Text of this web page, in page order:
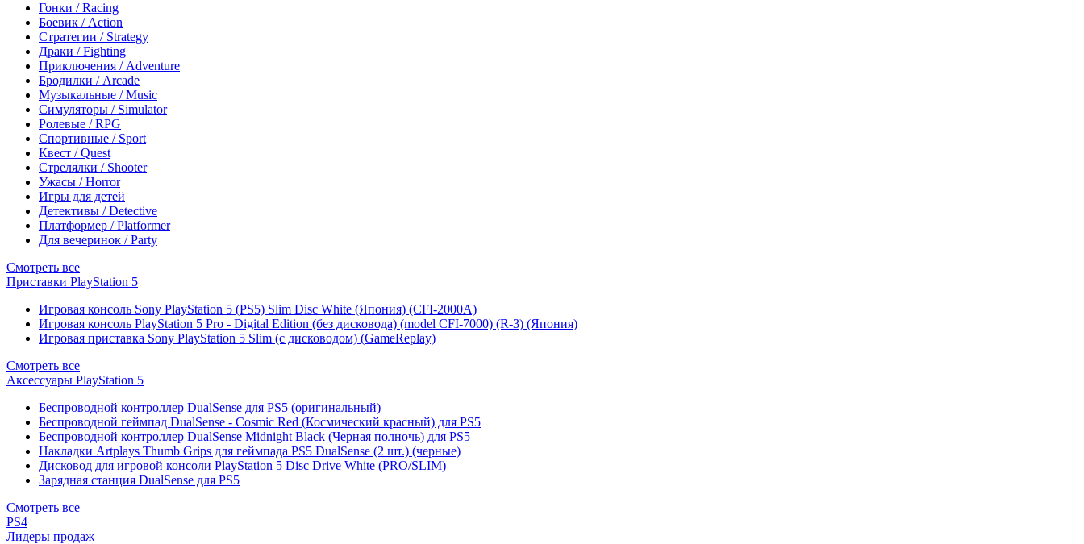
Гонки / Racing
Боевик / Action
Стратегии / Strategy
Драки / Fighting
Приключения / Adventure
Бродилки / Arcade
Музыкальные / Music
Симуляторы / Simulator
Ролевые / RPG
Спортивные / Sport
Квест / Quest
Стрелялки / Shooter
Ужасы / Horror
Игры для детей
Детективы / Detective
Платформер / Platformer
Для вечеринок / Party
Смотреть все
Приставки PlayStation 5
Игровая консоль Sony PlayStation 5 (PS5) Slim Disc White (Япония) (CFI-2000A)
Игровая консоль PlayStation 5 Pro - Digital Edition (без дисковода) (model CFI-7000) (R-3) (Япония)
Игровая приставка Sony PlayStation 5 Slim (с дисководом) (GameReplay)
Смотреть все
Аксессуары PlayStation 5
Беспроводной контроллер DualSense для PS5 (оригинальный)
Беспроводной геймпад DualSense - Cosmic Red (Космический красный) для PS5
Беспроводной контроллер DualSense Midnight Black (Черная полночь) для PS5
Накладки Artplays Thumb Grips для геймпада PS5 DualSense (2 шт.) (черные)
Дисковод для игровой консоли PlayStation 5 Disc Drive White (PRO/SLIM)
Зарядная станция DualSense для PS5
Смотреть все
PS4
Лидеры продаж